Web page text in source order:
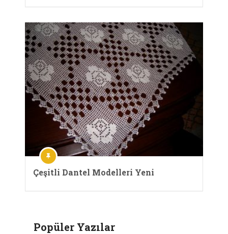
Çeşitli Dantel Modelleri Yeni
Popüler Yazılar